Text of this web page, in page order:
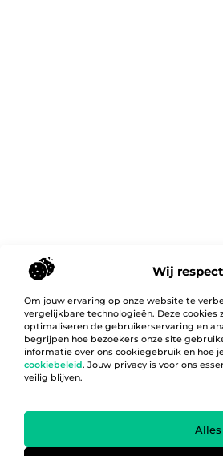
Wij
Om jouw ervaring op onze website te
vergelijkbare technologieën. Deze
optimaliseren de gebruikerservaring en
begrijpen hoe bezoekers onze site
informatie over ons cookiegebruik en hoe
cookiebeleid. Jouw privacy is voor ons
veilig blijven.
Alles